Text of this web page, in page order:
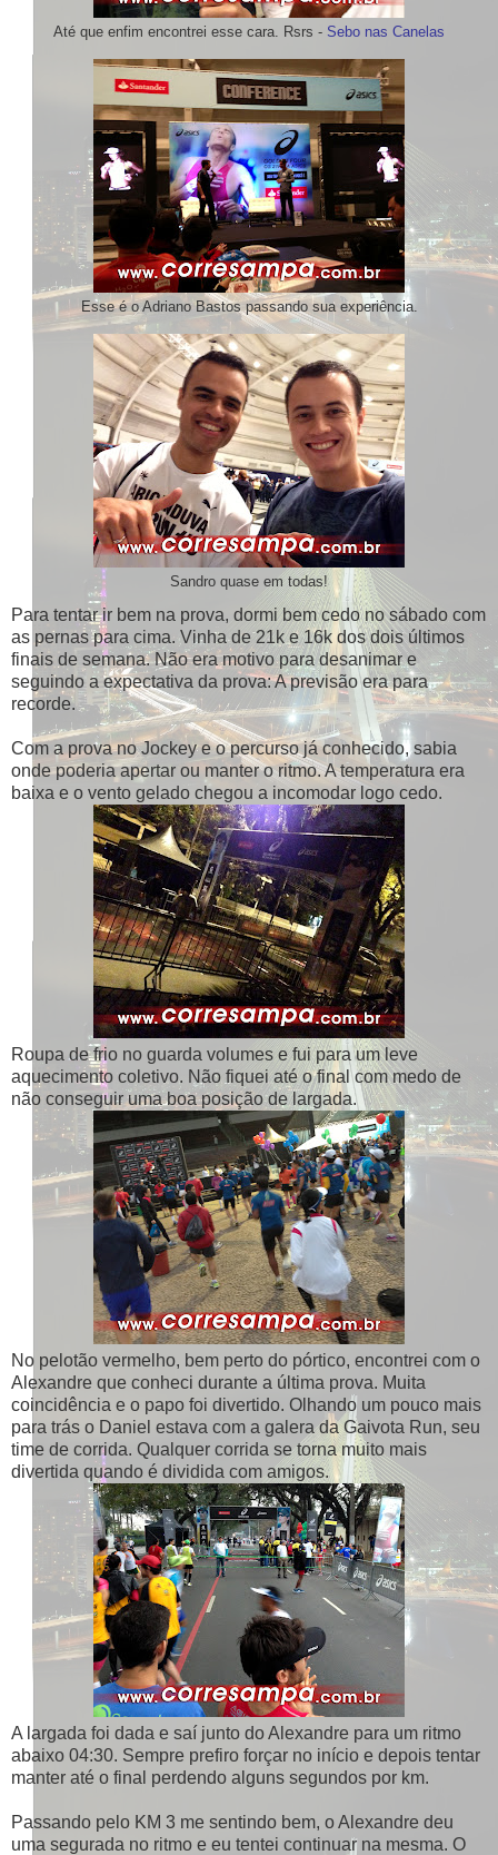
Até que enfim encontrei esse cara. Rsrs - Sebo nas Canelas
Esse é o Adriano Bastos passando sua experiência.
Sandro quase em todas!
Para tentar ir bem na prova, dormi bem cedo no sábado com
as pernas para cima. Vinha de 21k e 16k dos dois últimos
finais de semana. Não era motivo para desanimar e
seguindo a expectativa da prova: A previsão era para
recorde.
Com a prova no Jockey e o percurso já conhecido, sabia
onde poderia apertar ou manter o ritmo. A temperatura era
baixa e o vento gelado chegou a incomodar logo cedo.
Roupa de frio no guarda volumes e fui para um leve
aquecimento coletivo. Não fiquei até o final com medo de
não conseguir uma boa posição de largada.
No pelotão vermelho, bem perto do pórtico, encontrei com o
Alexandre que conheci durante a última prova. Muita
coincidência e o papo foi divertido. Olhando um pouco mais
para trás o Daniel estava com a galera da Gaivota Run, seu
time de corrida. Qualquer corrida se torna muito mais
divertida quando é dividida com amigos.
A largada foi dada e saí junto do Alexandre para um ritmo
abaixo 04:30. Sempre prefiro forçar no início e depois tentar
manter até o final perdendo alguns segundos por km.
Passando pelo KM 3 me sentindo bem, o Alexandre deu
uma segurada no ritmo e eu tentei continuar na mesma. O